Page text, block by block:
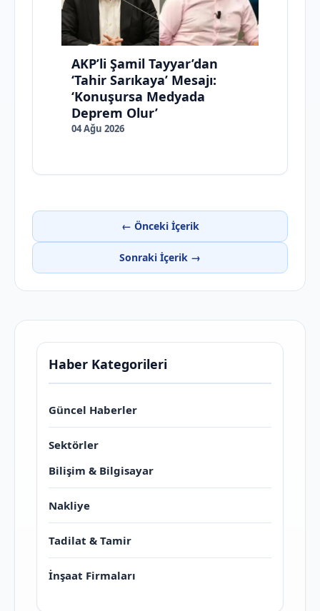
AKP’li Şamil Tayyar’dan
‘Tahir Sarıkaya’ Mesajı:
‘Konuşursa Medyada
Deprem Olur’
04 Ağu 2026
← Önceki İçerik
Sonraki İçerik →
Haber Kategorileri
Güncel Haberler
Sektörler
Bilişim & Bilgisayar
Nakliye
Tadilat & Tamir
İnşaat Firmaları